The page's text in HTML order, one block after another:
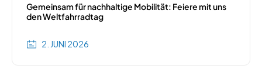
Gemeinsam für nachhaltige Mobilität: Feiere mit uns
den Weltfahrradtag
2. JUNI 2026